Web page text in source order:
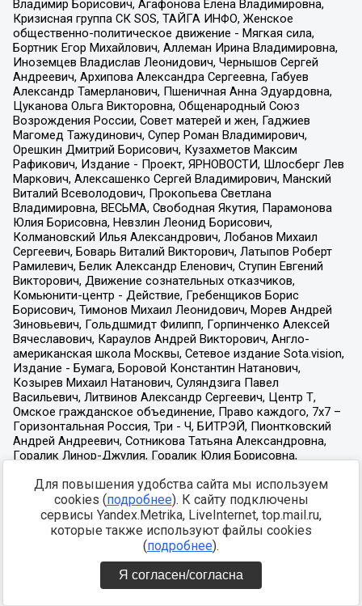
Для повышения удобства сайта мы используем
cookies (подробнее). К сайту подключены
сервисы Yandex.Metrika, LiveInternet, top.mail.ru,
которые также используют файлы cookies
(подробнее).
Я согласен/согласна